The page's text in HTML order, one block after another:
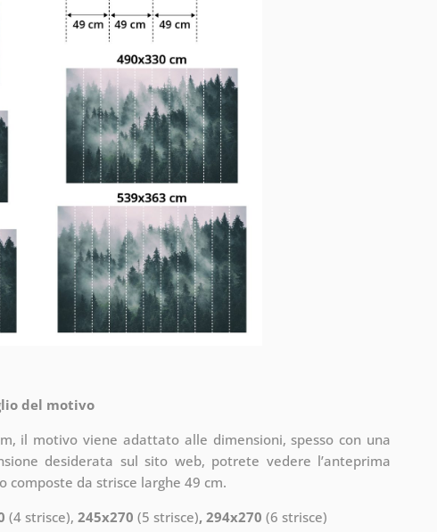
del motivo
il motivo viene adattato alle dimensioni, spesso con una
desiderata sul sito web, potrete vedere l’anteprima
da strisce larghe 49 cm.
(4 strisce), 245x270 (5 strisce), 294x270 (6 strisce)